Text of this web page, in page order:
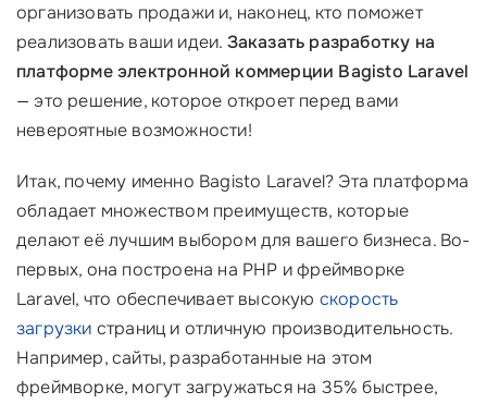
организовать продажи и, наконец, кто поможет
реализовать ваши идеи. Заказать разработку на
платформе электронной коммерции Bagisto Laravel
— это решение, которое откроет перед вами
невероятные возможности!
Итак, почему именно Bagisto Laravel? Эта платформа
обладает множеством преимуществ, которые
делают её лучшим выбором для вашего бизнеса. Во-
первых, она построена на PHP и фреймворке
Laravel, что обеспечивает высокую скорость
загрузки страниц и отличную производительность.
Например, сайты, разработанные на этом
фреймворке, могут загружаться на 35% быстрее,